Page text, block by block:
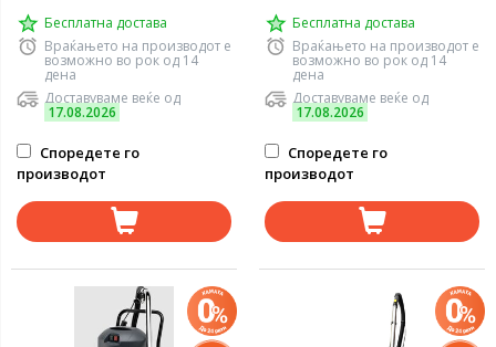
Бесплатна достава
Враќањето на производот е
возможно во рок од 14
дена
Доставуваме веќе од
17.08.2026
Споредете го
производот
Бесплатна достава
Враќањето на производот е
возможно во рок од 14
дена
Доставуваме веќе од
17.08.2026
Споредете го
производот